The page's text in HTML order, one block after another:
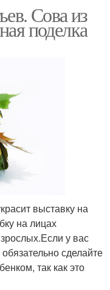
Сова из
поделка
выставку на
на лицах
у вас
сделайте
так как это